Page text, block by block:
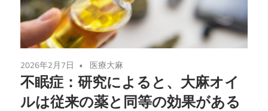
2026年2月7日 医療大麻
不眠症：研究によると、大麻オイ
ルは従来の薬と同等の効果がある